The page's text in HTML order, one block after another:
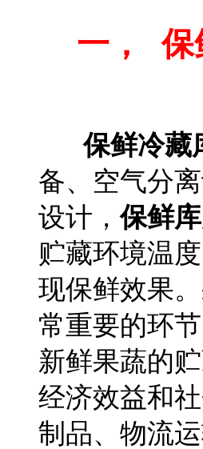
一， 保
保鲜冷藏
备、空气分
设计，保鲜库
贮藏环境温
现保鲜效果
常重要的环
新鲜果蔬的
经济效益和
制品、物流